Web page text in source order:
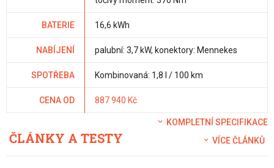
BATERIE 16,6 kWh
NABÍJENÍ palubní: 3,7 kW, konektory: Mennekes
SPOTŘEBA Kombinovaná: 1,8 l / 100 km
CENA OD 887 940 Kč
KOMPLETNÍ SPECIFIKACE
ČLÁNKY A TESTY VÍCE ČLÁNKŮ